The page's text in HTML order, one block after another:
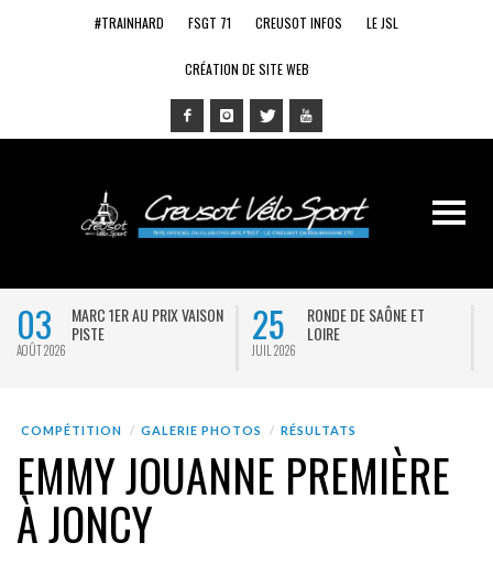
#TRAINHARD FSGT 71 CREUSOT INFOS LE JSL
CRÉATION DE SITE WEB
03
AOÛT 2026
MARC 1ER AU PRIX VAISON
PISTE
25
JUIL 2026
RONDE DE SAÔNE ET
LOIRE
COMPÉTITION GALERIE PHOTOS RÉSULTATS
EMMY JOUANNE PREMIÈRE
À JONCY